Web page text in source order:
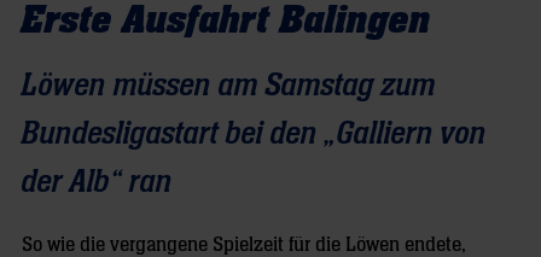
Erste Ausfahrt Balingen
Löwen müssen am Samstag zum
Bundesligastart bei den „Galliern von
der Alb“ ran
So wie die vergangene Spielzeit für die Löwen endete,